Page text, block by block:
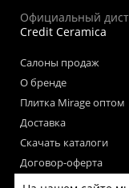
Официальный
Credit Ceramica
Салоны продаж
О бренде
Плитка Mirage оптом
Доставка
Скачать каталоги
Договор-оферта
Пользовательское